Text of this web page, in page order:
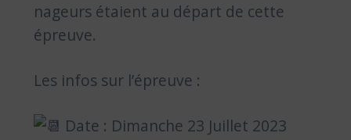
nageurs étaient au départ de cette
épreuve.
Les infos sur l’épreuve :
Date : Dimanche 23 Juillet 2023